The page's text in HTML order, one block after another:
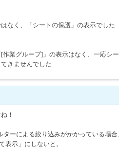
なく、「シートの保護」の表示でした
業グループ]」の表示はなく、一応シ
きませんでした
！
ターによる絞り込みがかかっている場
表示」にしないと。